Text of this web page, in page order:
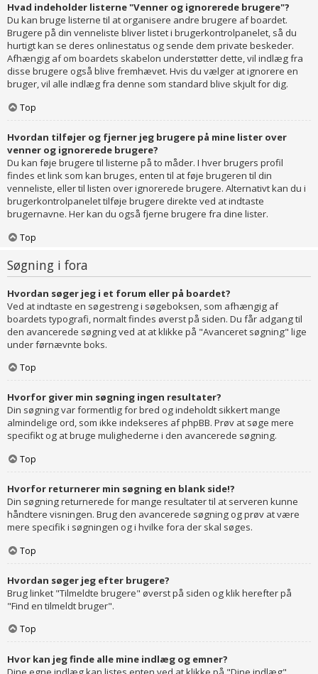
Hvad indeholder listerne "Venner og ignorerede brugere"?
Du kan bruge listerne til at organisere andre brugere af boardet.
Brugere på din venneliste bliver listet i brugerkontrolpanelet, så du
hurtigt kan se deres onlinestatus og sende dem private beskeder.
Afhængig af om boardets skabelon understøtter dette, vil indlæg fra
disse brugere også blive fremhævet. Hvis du vælger at ignorere en
bruger, vil alle indlæg fra denne som standard blive skjult for dig.
Top
Hvordan tilføjer og fjerner jeg brugere på mine lister over
venner og ignorerede brugere?
Du kan føje brugere til listerne på to måder. I hver brugers profil
findes et link som kan bruges, enten til at føje brugeren til din
venneliste, eller til listen over ignorerede brugere. Alternativt kan du i
brugerkontrolpanelet tilføje brugere direkte ved at indtaste
brugernavne. Her kan du også fjerne brugere fra dine lister.
Top
Søgning i fora
Hvordan søger jeg i et forum eller på boardet?
Ved at indtaste en søgestreng i søgeboksen, som afhængig af
boardets typografi, normalt findes øverst på siden. Du får adgang til
den avancerede søgning ved at at klikke på "Avanceret søgning" lige
under førnævnte boks.
Top
Hvorfor giver min søgning ingen resultater?
Din søgning var formentlig for bred og indeholdt sikkert mange
almindelige ord, som ikke indekseres af phpBB. Prøv at søge mere
specifikt og at bruge mulighederne i den avancerede søgning.
Top
Hvorfor returnerer min søgning en blank side!?
Din søgning returnerede for mange resultater til at serveren kunne
håndtere visningen. Brug den avancerede søgning og prøv at være
mere specifik i søgningen og i hvilke fora der skal søges.
Top
Hvordan søger jeg efter brugere?
Brug linket "Tilmeldte brugere" øverst på siden og klik herefter på
"Find en tilmeldt bruger".
Top
Hvor kan jeg finde alle mine indlæg og emner?